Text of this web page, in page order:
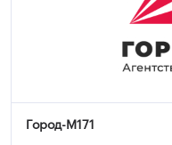
Город-М171